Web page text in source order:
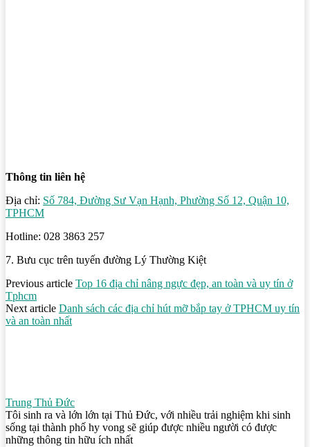
Thông tin liên hệ
Địa chỉ: Số 784, Đường Sư Vạn Hạnh, Phường Số 12, Quận 10,
TPHCM
Hotline: 028 3863 257
7. Bưu cục trên tuyến đường Lý Thường Kiệt
Previous article Top 16 địa chỉ nâng ngực đẹp, an toàn và uy tín ở
Tphcm
Next article Danh sách các địa chỉ hút mỡ bắp tay ở TPHCM uy tín
và an toàn nhất
Trung Thủ Đức
Tôi sinh ra và lớn lớn tại Thủ Đức, với nhiều trải nghiệm khi sinh
sống tại thành phố hy vong sẽ giúp được nhiều người có được
những thông tin hữu ích nhất